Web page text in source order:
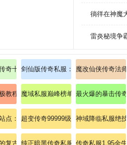
徜徉在神魔
雷炎秘境争
奇十分欢快摆摊黄色药粉(中量)。
剑仙版传奇私服：剑仙传奇，剑气
魔改仙侠传奇法
，皇城争霸一触即发！
教程刺客鬼舞步无限连招秘籍！
魔域私服巅峰榜单：全服首曝跨服
最火爆的暴击传
魔长袍(女)！
点：合击争霸，巅峰之战
超变传奇99999级、暴走模式急需圣
神域降临私服绝
，再铸皇城辉煌！
复古传奇：传奇如何选？挑对服爽翻天！
纯正暗黑传奇私服：暗黑风格，经
传奇私服1.95金